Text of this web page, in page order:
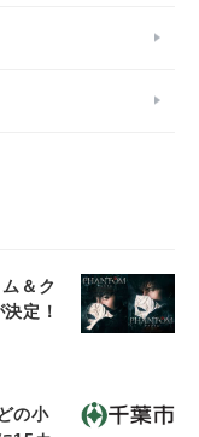
＆ク
定！
の小